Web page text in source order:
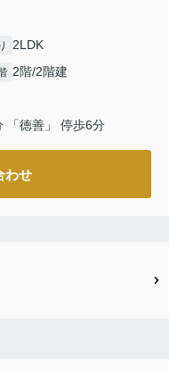
2LDK
2階/2階建
「徳善」 停歩6分
わせ